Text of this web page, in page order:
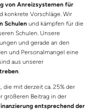
von Anreizsystemen für
konkrete Vorschläge. Wir
Schulen und kämpfen für die
Schulen. Unsere
und gerade an den
und Personalmangel eine
aus unserer
, die mit derzeit ca. 25% der
größeren Beitrag in der
entsprechend der